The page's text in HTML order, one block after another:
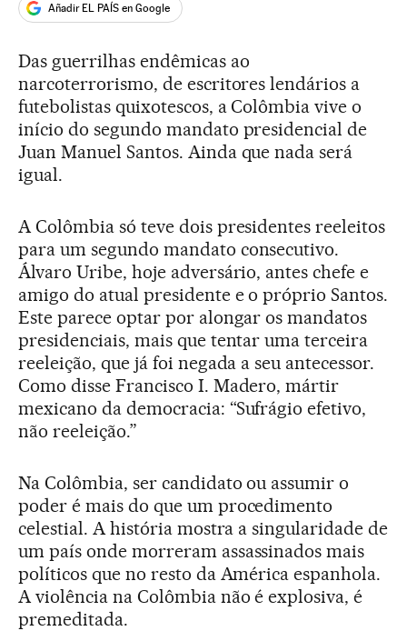
Añadir EL PAÍS en Google
Das guerrilhas endêmicas ao
narcoterrorismo, de escritores lendários a
futebolistas quixotescos, a Colômbia vive o
início do segundo mandato presidencial de
Juan Manuel Santos. Ainda que nada será
igual.
A Colômbia só teve dois presidentes reeleitos
para um segundo mandato consecutivo.
Álvaro Uribe, hoje adversário, antes chefe e
amigo do atual presidente e o próprio Santos.
Este parece optar por alongar os mandatos
presidenciais, mais que tentar uma terceira
reeleição, que já foi negada a seu antecessor.
Como disse Francisco I. Madero, mártir
mexicano da democracia: “Sufrágio efetivo,
não reeleição.”
Na Colômbia, ser candidato ou assumir o
poder é mais do que um procedimento
celestial. A história mostra a singularidade de
um país onde morreram assassinados mais
políticos que no resto da América espanhola.
A violência na Colômbia não é explosiva, é
premeditada.